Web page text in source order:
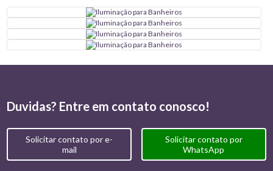
Duvidas? Entre em contato conosco!
Solicitar contato por e-
mail
Solicitar contato por
WhatsApp